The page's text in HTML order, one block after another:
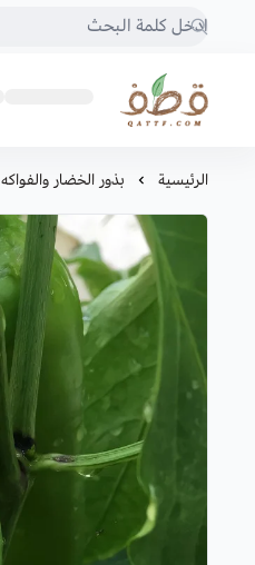
متجر قطف للبذور
الرئيسية بذور الخضار والفواكه